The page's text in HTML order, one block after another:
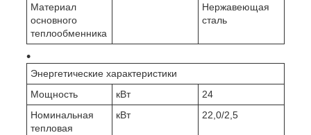
Материал
основного
теплообменника
Нержавеющая
сталь
Энергетические характеристики
Мощность
кВт
24
Номинальная
тепловая
кВт 22,0/2,5